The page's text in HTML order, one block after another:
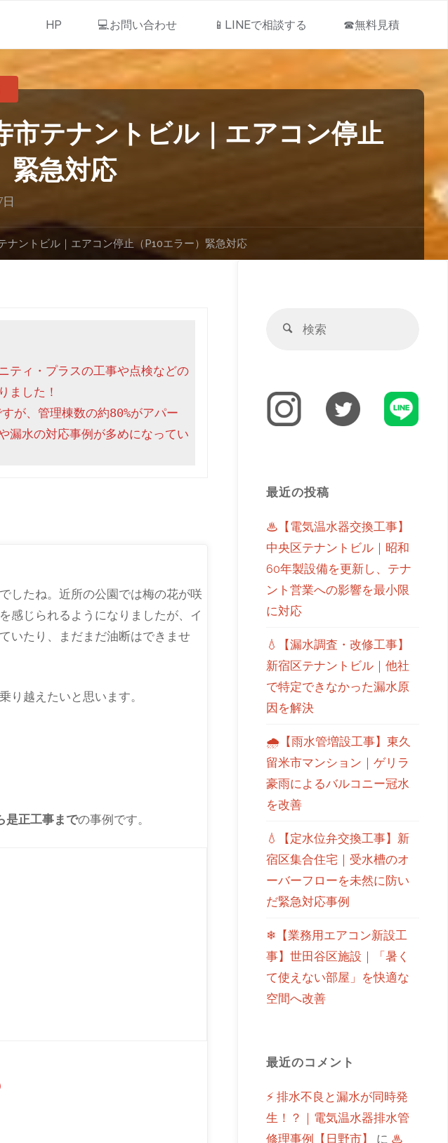
HP 💻お問い合わせ 📱LINEで相談する ☎無料見積
市テナントビル｜エアコン停止
緊急対応
ナントビル｜エアコン停止（P10エラー）緊急対応
ティ・プラスの工事や点検などの
ました！
が、管理棟数の約80%がアパー
漏水の対応事例が多めになってい
したね。近所の公園では梅の花が咲
感じられるようになりましたが、イ
いたり、まだまだ油断はできませ
り越えたいと思います。
是正工事までの事例です。
最近の投稿
♨【電気温水器交換工事】
中央区テナントビル｜昭和
60年製設備を更新し、テナ
ント営業への影響を最小限
に対応
💧【漏水調査・改修工事】
新宿区テナントビル｜他社
で特定できなかった漏水原
因を解決
🌧【雨水管増設工事】東久
留米市マンション｜ゲリラ
豪雨によるバルコニー冠水
を改善
💧【定水位弁交換工事】新
宿区集合住宅｜受水槽のオ
ーバーフローを未然に防い
だ緊急対応事例
❄【業務用エアコン新設工
事】世田谷区施設｜「暑く
て使えない部屋」を快適な
空間へ改善
最近のコメント
⚡ 排水不良と漏水が同時発
生！？｜電気温水器排水管
修理事例【日野市】
に ♨